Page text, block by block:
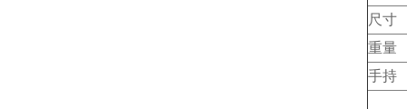
尺寸
重量
手持